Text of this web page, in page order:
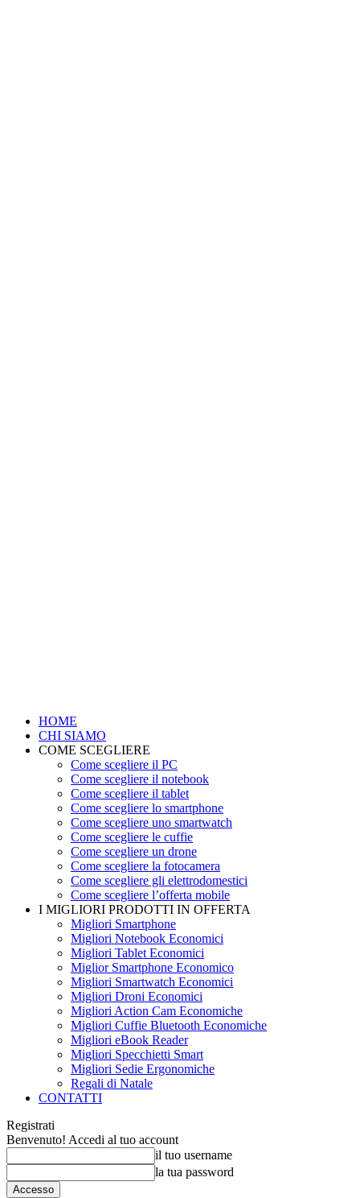
HOME
CHI SIAMO
COME SCEGLIERE
Come scegliere il PC
Come scegliere il notebook
Come scegliere il tablet
Come scegliere lo smartphone
Come scegliere uno smartwatch
Come scegliere le cuffie
Come scegliere un drone
Come scegliere la fotocamera
Come scegliere gli elettrodomestici
Come scegliere l’offerta mobile
I MIGLIORI PRODOTTI IN OFFERTA
Migliori Smartphone
Migliori Notebook Economici
Migliori Tablet Economici
Miglior Smartphone Economico
Migliori Smartwatch Economici
Migliori Droni Economici
Migliori Action Cam Economiche
Migliori Cuffie Bluetooth Economiche
Migliori eBook Reader
Migliori Specchietti Smart
Migliori Sedie Ergonomiche
Regali di Natale
CONTATTI
Registrati
Benvenuto! Accedi al tuo account
il tuo username
la tua password